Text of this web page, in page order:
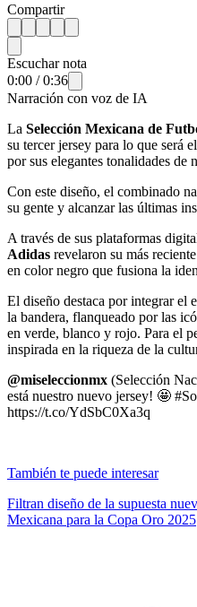
Compartir
Escuchar nota
0:00 /0:36
Narración con voz de IA
La Selección Mexicana de
su tercer jersey para lo que será el
por sus elegantes tonalidades de
Con este diseño, el combinado
su gente y alcanzar las últimas
A través de sus plataformas
Adidas revelaron su más
en color negro que fusiona la
El diseño destaca por integrar el
la bandera, flanqueado por las
en verde, blanco y rojo. Para el
inspirada en la riqueza de la
@miseleccionmx (Selección
está nuestro nuevo jersey! 🤩
https://t.co/YdSbC0Xa3q
También te puede interesar
Filtran diseño de la supuesta
Mexicana para la Copa Oro 2025